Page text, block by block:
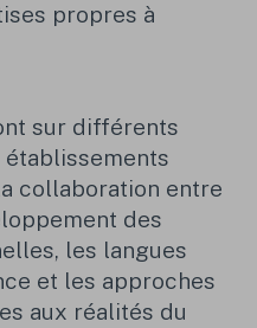
propres à
sur différents
collaboration entre
des
les langues
et les approches
aux réalités du